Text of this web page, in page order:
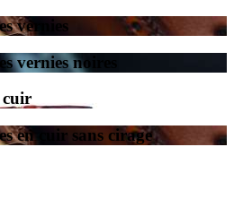
vernies
vernies noires
cuir
en cuir sans cirage